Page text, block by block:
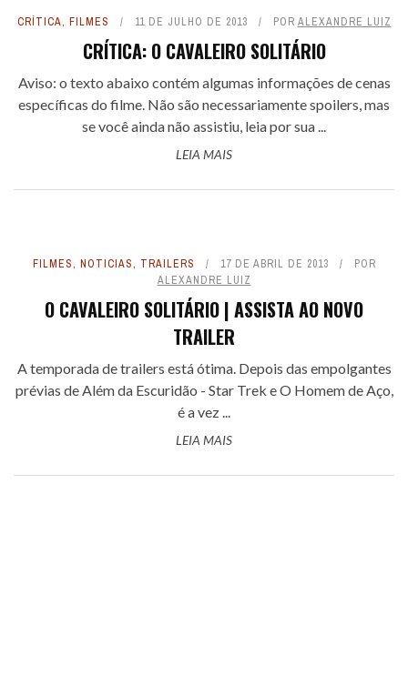
CRÍTICA, FILMES 11 DE JULHO DE 2013 POR ALEXANDRE LUIZ
CRÍTICA: O CAVALEIRO SOLITÁRIO
Aviso: o texto abaixo contém algumas informações de cenas
específicas do filme. Não são necessariamente spoilers, mas
se você ainda não assistiu, leia por sua ...
LEIA MAIS
FILMES, NOTICIAS, TRAILERS 17 DE ABRIL DE 2013
POR
ALEXANDRE LUIZ
O CAVALEIRO SOLITÁRIO | ASSISTA AO NOVO
TRAILER
A temporada de trailers está ótima. Depois das empolgantes
prévias de Além da Escuridão - Star Trek e O Homem de Aço,
é a vez ...
LEIA MAIS